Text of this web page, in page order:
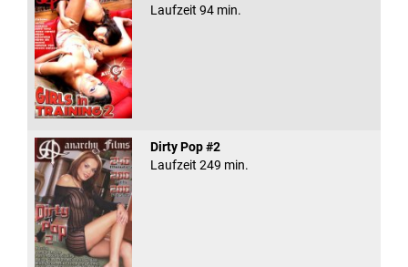
Laufzeit 94 min.
Dirty Pop #2
Laufzeit 249 min.